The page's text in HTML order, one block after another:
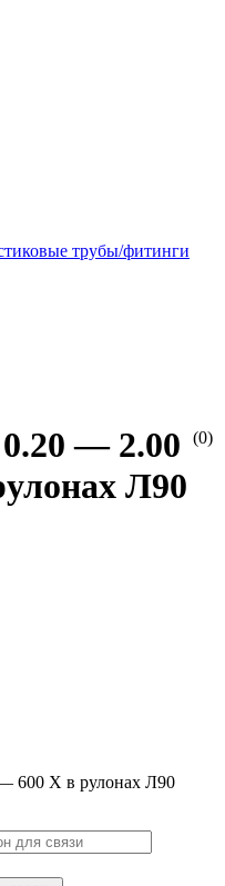
трубы/фитинги
(0)
— 2.00
Л90
600 Х в рулонах Л90